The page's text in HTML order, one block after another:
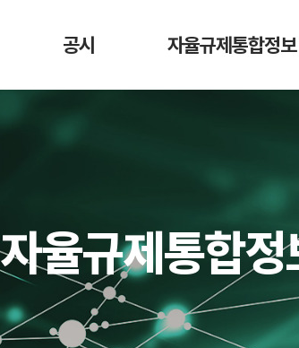
공시
매도 공시
회원사 거래지원
현황
예치금 이용료율
비교 공시
수수료 비교 공시
자율규제통합정보
교육 영상
자율규제통합정